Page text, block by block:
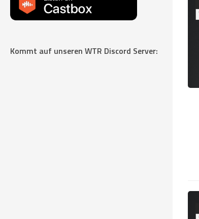
Kommt auf unseren WTR Discord Server: